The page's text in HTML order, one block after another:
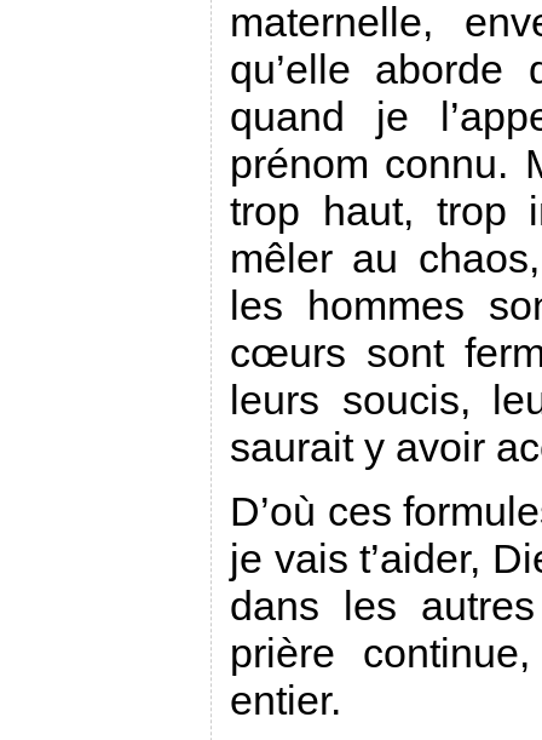
maternelle,
qu’elle
quand je
prénom connu.
trop haut, trop
mêler au
les hommes
cœurs sont
leurs soucis,
saurait y avoir
D’où ces
je vais t’aider,
dans les
prière
entier.